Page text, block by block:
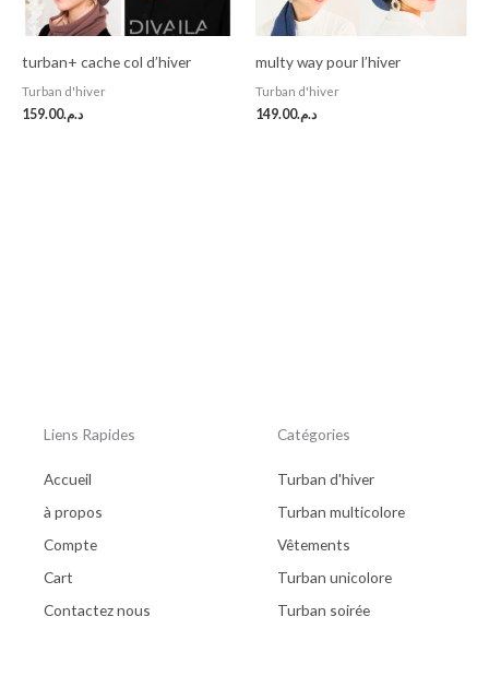
turban+ cache col d’hiver
Turban d'hiver
د.م.159.00
multy way pour l’hiver
Turban d'hiver
د.م.149.00
Liens Rapides
Accueil
à propos
Compte
Cart
Contactez nous
Catégories
Turban d'hiver
Turban multicolore
Vêtements
Turban unicolore
Turban soirée